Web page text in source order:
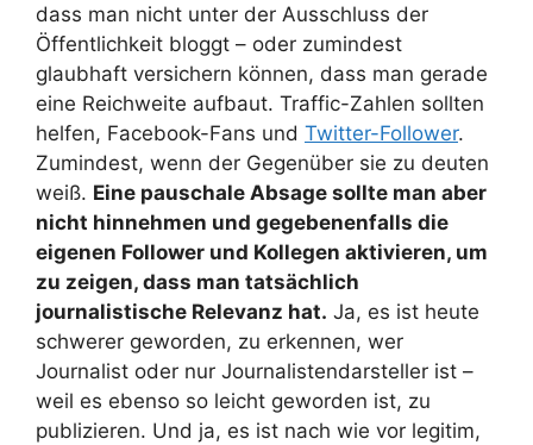
dass man nicht unter der Ausschluss der
Öffentlichkeit bloggt – oder zumindest
glaubhaft versichern können, dass man gerade
eine Reichweite aufbaut. Traffic-Zahlen sollten
helfen, Facebook-Fans und Twitter-Follower.
Zumindest, wenn der Gegenüber sie zu deuten
weiß. Eine pauschale Absage sollte man aber
nicht hinnehmen und gegebenenfalls die
eigenen Follower und Kollegen aktivieren, um
zu zeigen, dass man tatsächlich
journalistische Relevanz hat. Ja, es ist heute
schwerer geworden, zu erkennen, wer
Journalist oder nur Journalistendarsteller ist –
weil es ebenso so leicht geworden ist, zu
publizieren. Und ja, es ist nach wie vor legitim,